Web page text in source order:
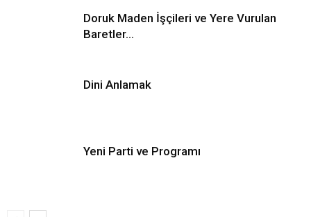
Doruk Maden İşçileri ve Yere Vurulan
Baretler…
Dini Anlamak
Yeni Parti ve Programı